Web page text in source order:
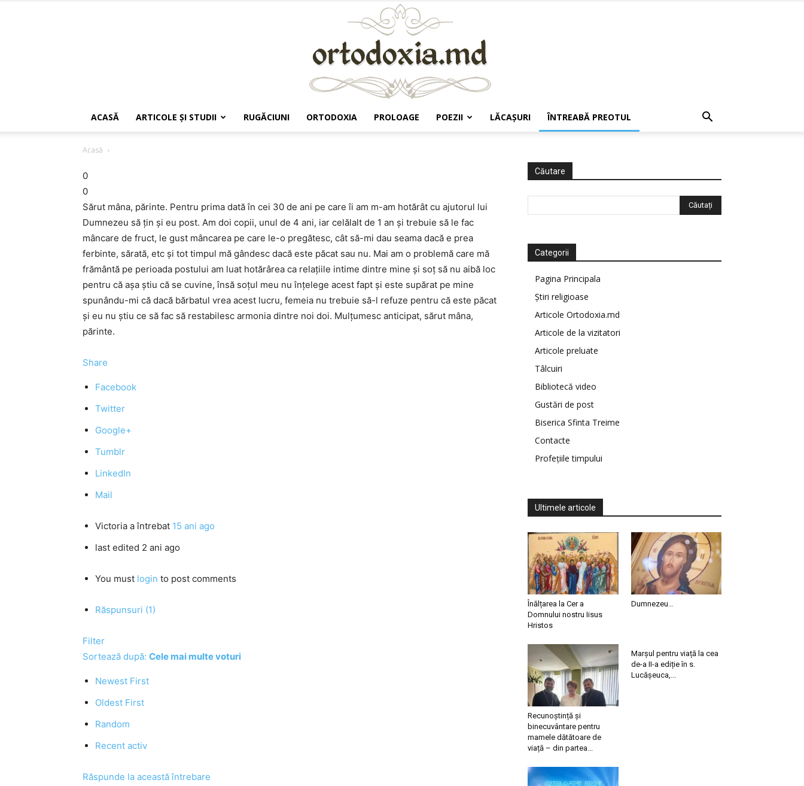
ACASĂ ARTICOLE ŞI STUDII RUGĂCIUNI ORTODOXIA PROLOAGE POEZII LĂCAŞURI ÎNTREABĂ PREOTUL
Acasă
0
0
Sărut mâna, părinte. Pentru prima dată în cei 30 de ani pe care îi am m-am hotărât cu ajutorul lui
Dumnezeu să ţin şi eu post. Am doi copii, unul de 4 ani, iar celălalt de 1 an şi trebuie să le fac
mâncare de fruct, le gust mâncarea pe care le-o pregătesc, cât să-mi dau seama dacă e prea
ferbinte, sărată, etc şi tot timpul mă gândesc dacă este păcat sau nu. Mai am o problemă care mă
frământă pe perioada postului am luat hotărârea ca relaţiile intime dintre mine şi soţ să nu aibă loc
pentru că aşa ştiu că se cuvine, însă soţul meu nu înţelege acest fapt şi este supărat pe mine
spunându-mi că dacă bărbatul vrea acest lucru, femeia nu trebuie să-l refuze pentru că este păcat
şi eu nu ştiu ce să fac să restabilesc armonia dintre noi doi. Mulţumesc anticipat, sărut mâna,
părinte.
Share
Facebook
Twitter
Google+
Tumblr
LinkedIn
Mail
Victoria a întrebat 15 ani ago
last edited 2 ani ago
You must login to post comments
Răspunsuri (1)
Filter
Sortează după: Cele mai multe voturi
Newest First
Oldest First
Random
Recent activ
Răspunde la această întrebare
Căutare
Categorii
Pagina Principala
Știri religioase
Articole Ortodoxia.md
Articole de la vizitatori
Articole preluate
Tâlcuiri
Bibliotecă video
Gustări de post
Biserica Sfinta Treime
Contacte
Profețiile timpului
Ultimele articole
Înălțarea la Cer a
Domnului nostru Iisus
Hristos
Dumnezeu…
Recunoștință și
binecuvântare pentru
mamele dătătoare de
viață – din partea...
Marșul pentru viață la cea
de-a II-a ediție în s.
Lucășeuca,...